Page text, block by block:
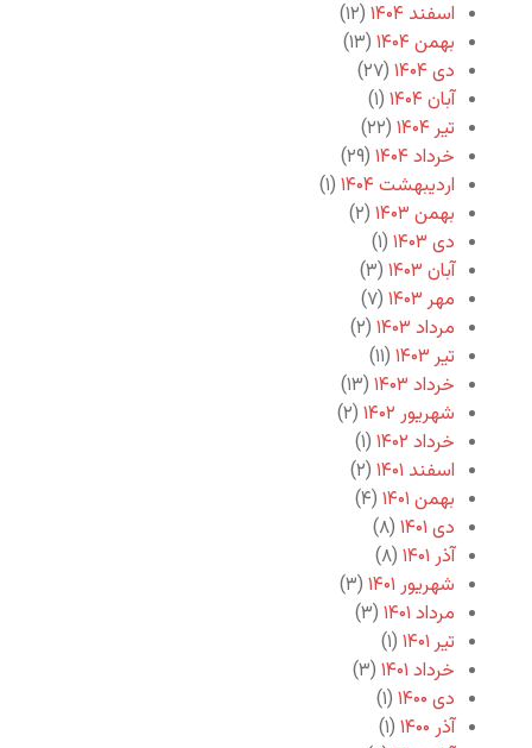
اسفند ۱۴۰۴
(۱۲)
بهمن ۱۴۰۴
(۱۳)
دی ۱۴۰۴
(۲۷)
آبان ۱۴۰۴
(۱)
تیر ۱۴۰۴
(۲۲)
خرداد ۱۴۰۴
(۲۹)
اردیبهشت ۱۴۰۴
(۱)
بهمن ۱۴۰۳
(۲)
دی ۱۴۰۳
(۱)
آبان ۱۴۰۳
(۳)
مهر ۱۴۰۳
(۷)
مرداد ۱۴۰۳
(۲)
تیر ۱۴۰۳
(۱۱)
خرداد ۱۴۰۳
(۱۳)
شهریور ۱۴۰۲
(۲)
خرداد ۱۴۰۲
(۱)
اسفند ۱۴۰۱
(۲)
بهمن ۱۴۰۱
(۴)
دی ۱۴۰۱
(۸)
آذر ۱۴۰۱
(۸)
شهریور ۱۴۰۱
(۳)
مرداد ۱۴۰۱
(۳)
تیر ۱۴۰۱
(۱)
خرداد ۱۴۰۱
(۳)
دی ۱۴۰۰
(۱)
آذر ۱۴۰۰
(۱)